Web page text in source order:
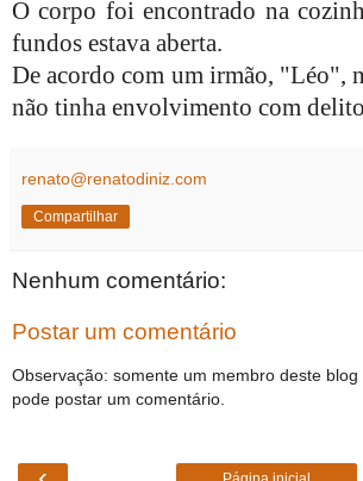
O corpo foi encontrado na
fundos estava aberta.
De acordo com um irmão, "Léo",
não tinha envolvimento com
renato@renatodiniz.com
Compartilhar
Nenhum comentário:
Postar um comentário
Observação: somente um membro deste blog
pode postar um comentário.